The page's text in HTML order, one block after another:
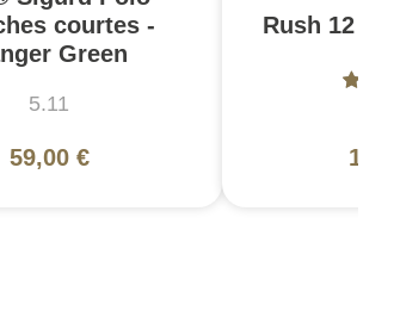
courtes -
Green
5.11
59,00 €
Rush 12